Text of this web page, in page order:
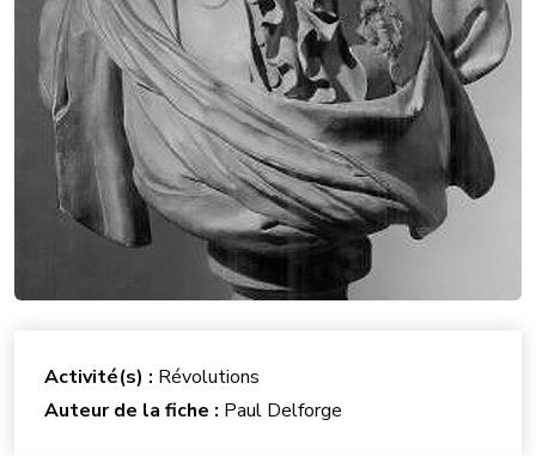
Activité(s) : Révolutions
Auteur de la fiche : Paul Delforge